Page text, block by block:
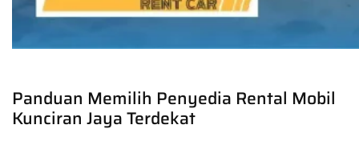
Panduan Memilih Penyedia Rental Mobil
Kunciran Jaya Terdekat